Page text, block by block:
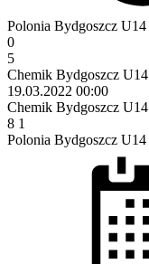
Polonia Bydgoszcz U14
0
5
Chemik Bydgoszcz U14
19.03.2022 00:00
Chemik Bydgoszcz U14
8 1
Polonia Bydgoszcz U14